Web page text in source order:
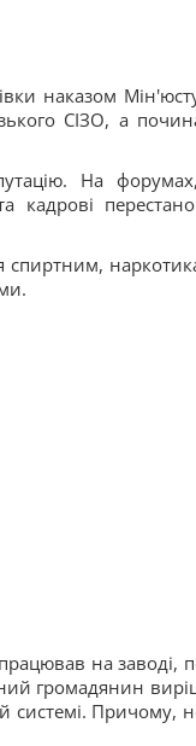
наказом
СІЗО, а
На
кадрові
спиртним,
на заводі,
громадянин
системі. Причому,